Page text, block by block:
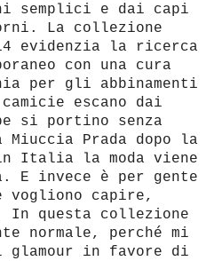
semplici e dai capi
La collezione
evidenzia la ricerca
con una cura
per gli abbinamenti
escano dai
si portino senza
Prada dopo la
Italia la moda viene
E invece è per gente
vogliono capire,
In questa collezione
normale, perché mi
glamour in favore di